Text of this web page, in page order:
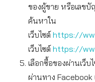
ของผู้ขาย หรือเลข
ค้นหาใน
เว็บไซต์ https://
เว็บไซต์ https://
เลือกซื้อของผ่านเว็
ผ่านทาง Facebook